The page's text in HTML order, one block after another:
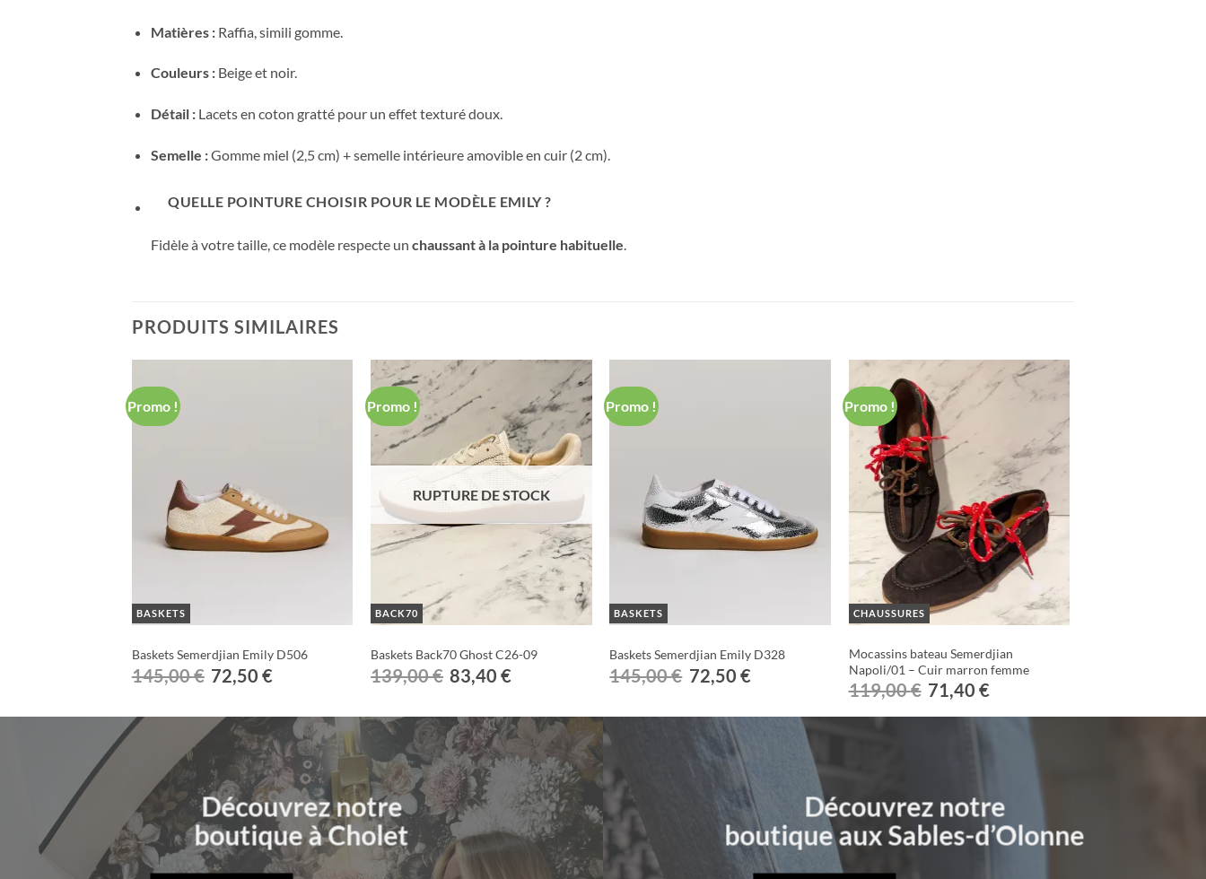
Matières :Raffia, simili gomme.
Couleurs :Beige et noir.
Détail :Lacets en coton gratté pour un effet texturé doux.
Semelle :Gomme miel (2,5 cm) + semelle intérieure amovible en cuir (2 cm).
QUELLE POINTURE CHOISIR POUR LE MODÈLE EMILY ?
Fidèle à votre taille, ce modèle respecte un chaussant à la pointure habituelle.
PRODUITS SIMILAIRES
Promo !
BASKETS
Baskets Semerdjian Emily D506
145,00€ Le
prix
145,00 €.
72,50€
72,50 €.
Promo !
Ajouter
à ma
Wishlist
RUPTURE DE STOCK
BACK70
Baskets Back70 Ghost C26-09
139,00€ Le
prix
139,00 €.
83,40€
83,40 €.
Promo !
BASKETS
Baskets Semerdjian Emily D328
145,00€ Le
prix
145,00 €.
72,50 €Le
prix
72,50 €.
Promo !
Wishlist
CHAUSSURES
Mocassins bateau Semerdjian
Napoli/01 – Cuir marron femme
119,00€ Le
prix
71,40 €Le
prix
€.
67,50 €.
Découvrez notre
boutique à Cholet
Découvrez notre
boutique aux Sables-d’Olonne